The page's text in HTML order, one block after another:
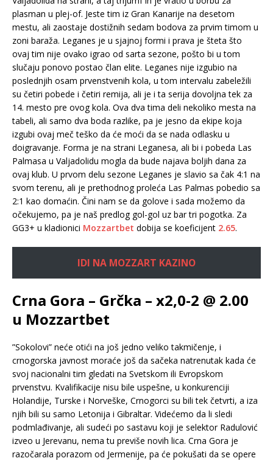
plasman u plej-of. Jeste tim iz Gran Kanarije na desetom
mestu, ali zaostaje dostižnih sedam bodova za prvim timom u
zoni baraža. Leganes je u sjajnoj formi i prava je šteta što
ovaj tim nije ovako igrao od sarta sezone, pošto bi u tom
slučaju ponovo postao član elite. Leganes nije izgubio na
poslednjih osam prvenstvenih kola, u tom intervalu zabeležili
su četiri pobede i četiri remija, ali je i ta serija dovoljna tek za
14. mesto pre ovog kola. Ova dva tima deli nekoliko mesta na
tabeli, ali samo dva boda razlike, pa je jesno da ekipe koja
izgubi ovaj meč teško da će moći da se nada odlasku u
doigravanje. Forma je na strani Leganesa, ali bi i pobeda Las
Palmasa u Valjadolidu mogla da bude najava boljih dana za
ovaj klub. U prvom delu sezone Leganes je slavio sa čak 4:1 na
svom terenu, ali je prethodnog proleća Las Palmas pobedio sa
2:1 kao domaćin. Čini nam se da golove i sada možemo da
očekujemo, pa je naš predlog gol-gol uz bar tri pogotka. Za
GG3+ u kladionici Mozzartbet dobija se koeficijent 2.65.
IDI NA MOZZART KAZINO
Crna Gora – Grčka – x2,0-2 @ 2.00
u Mozzartbet
”Sokolovi” neće otići na još jedno veliko takmičenje, i
crnogorska javnost moraće još da sačeka natrenutak kada će
svoj nacionalni tim gledati na Svetskom ili Evropskom
prvenstvu. Kvalifikacije nisu bile uspešne, u konkurenciji
Holandije, Turske i Norveške, Crnogorci su bili tek četvrti, a iza
njih bili su samo Letonija i Gibraltar. Videćemo da li sledi
podmlađivanje, ali sudeći po sastavu koji je selektor Radulović
izveo u Jerevanu, nema tu previše novih lica. Crna Gora je
razočarala porazom od Jermenije, pa će pokušati da se opere